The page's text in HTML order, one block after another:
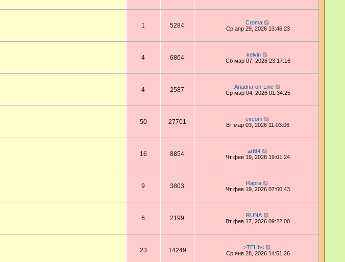
1 5284
Croma
Ср апр 29, 2026 13:46:23
4 6864
kelvin
Сб мар 07, 2026 23:17:16
4 2587
Ariadna-on-Line
Ср мар 04, 2026 01:34:25
50 27701
evcom
Вт мар 03, 2026 11:03:06
16 8854
art84
Чт фев 19, 2026 19:01:24
9 3803
Rapra
Чт фев 19, 2026 07:00:43
6 2199
RUNA
Вт фев 17, 2026 09:22:00
23 14249
>TEHb<
Ср янв 28, 2026 14:51:26